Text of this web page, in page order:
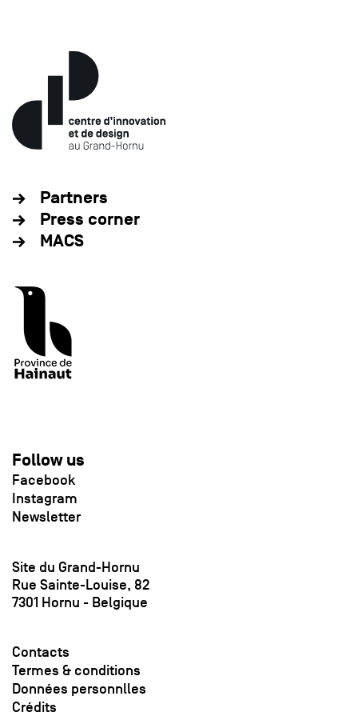
Partners
Press corner
MACS
Follow us
Facebook
Instagram
Newsletter
Site du Grand-Hornu
Rue Sainte-Louise, 82
7301 Hornu - Belgique
Contacts
Termes & conditions
Données personnlles
Crédits